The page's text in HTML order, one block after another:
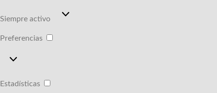
Siempre activo
Preferencias
Preferencias
Estadísticas